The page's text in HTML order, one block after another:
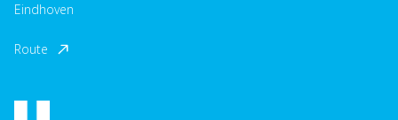
Eindhoven
Route